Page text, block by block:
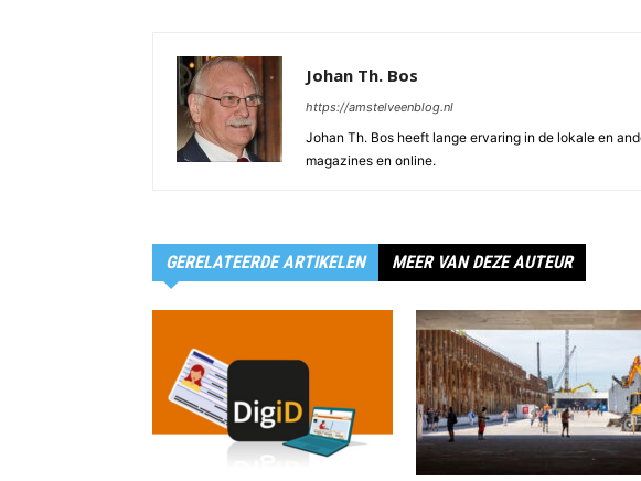
Johan Th. Bos
https://amstelveenblog.nl
Johan Th. Bos heeft lange ervaring in de lokale en
magazines en online.
GERELATEERDE ARTIKELEN MEER VAN DEZE AUTEUR